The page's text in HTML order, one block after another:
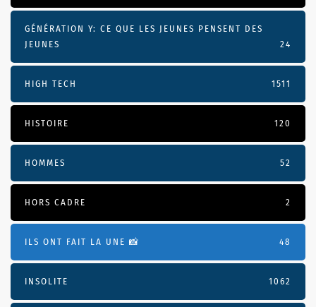
GÉNÉRATION Y: CE QUE LES JEUNES PENSENT DES
JEUNES
24
HIGH TECH 1511
HISTOIRE 120
HOMMES 52
HORS CADRE 2
ILS ONT FAIT LA UNE 📸 48
INSOLITE 1062